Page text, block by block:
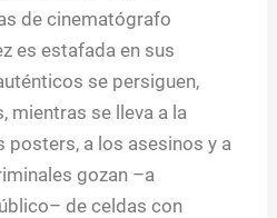
de cinematógrafo
es estafada en sus
se persiguen,
mientras se lleva a la
a los asesinos y a
gozan –a
de celdas con